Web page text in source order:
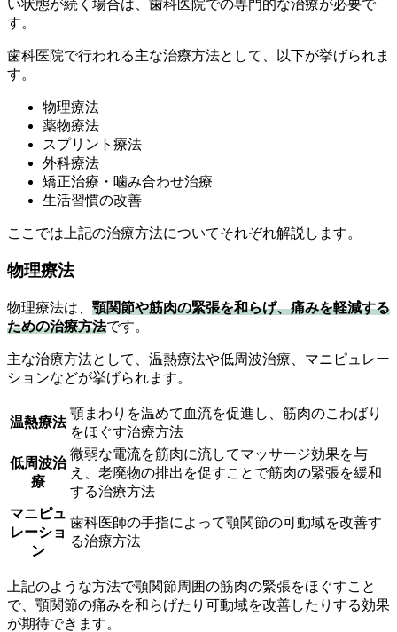
い状態が続く場合は、歯科医院での専門的な治療が必要で
す。
歯科医院で行われる主な治療方法として、以下が挙げられま
す。
物理療法
薬物療法
スプリント療法
外科療法
矯正治療・噛み合わせ治療
生活習慣の改善
ここでは上記の治療方法についてそれぞれ解説します。
物理療法
物理療法は、 顎関節や筋肉の緊張を和らげ、痛みを軽減する
ための治療方法です。
主な治療方法として、温熱療法や低周波治療、マニピュレー
ションなどが挙げられます。
温熱療法
顎まわりを温めて血流を促進し、筋肉のこわばり
をほぐす治療方法
低周波治
療
微弱な電流を筋肉に流してマッサージ効果を与
え、老廃物の排出を促すことで筋肉の緊張を緩和
する治療方法
マニピュ
レーショ
ン
歯科医師の手指によって顎関節の可動域を改善す
る治療方法
上記のような方法で顎関節周囲の筋肉の緊張をほぐすこと
で、顎関節の痛みを和らげたり可動域を改善したりする効果
が期待できます。